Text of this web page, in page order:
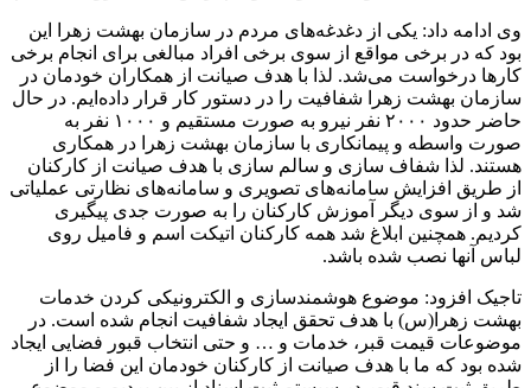
وی ادامه داد: یکی از دغدغه‌های مردم در سازمان بهشت زهرا این
بود که در برخی مواقع از سوی برخی افراد مبالغی برای انجام برخی
کارها درخواست می‌شد. لذا با هدف صیانت از همکاران خودمان در
سازمان بهشت زهرا شفافیت را در دستور کار قرار داده‌ایم. در حال
حاضر حدود ۲۰۰۰ نفر نیرو به صورت مستقیم و ۱۰۰۰ نفر به
صورت واسطه و پیمانکاری با سازمان بهشت زهرا در همکاری
هستند. لذا شفاف سازی و سالم سازی با هدف صیانت از کارکنان
از طریق افزایش سامانه‌های تصویری و سامانه‌های نظارتی عملیاتی
شد و از سوی دیگر آموزش کارکنان را به صورت جدی پیگیری
کردیم. همچنین ابلاغ شد همه کارکنان اتیکت اسم و فامیل روی
لباس آنها نصب شده باشد.
تاجیک افزود: موضوع هوشمندسازی و الکترونیکی کردن خدمات
بهشت زهرا(س) با هدف تحقق ایجاد شفافیت انجام شده است. در
موضوعات قیمت قبر، خدمات و … و حتی انتخاب قبور فضایی ایجاد
شده بود که ما با هدف صیانت از کارکنان خودمان این فضا را از